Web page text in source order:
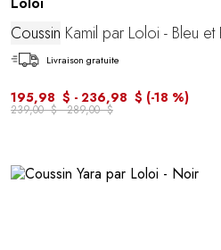
Coussin Kamil par Loloi - Bleu et
Livraison gratuite
195,98 $ - 236,98 $ (-18 %)
239,00 $ - 289,00 $